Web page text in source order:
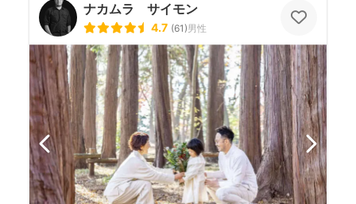
ナカムラ サイモン
4.7 (61)男性